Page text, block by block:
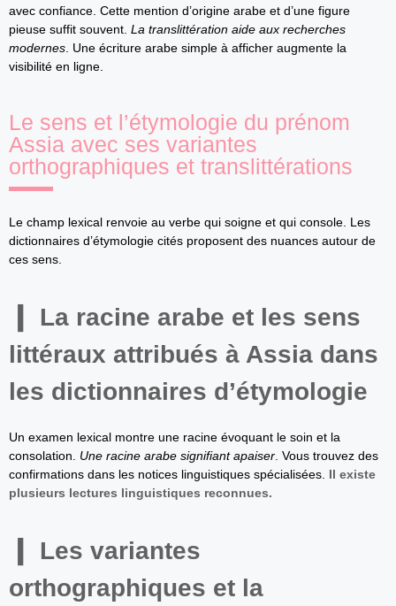
avec confiance. Cette mention d’origine arabe et d’une figure
pieuse suffit souvent. La translittération aide aux recherches
modernes . Une écriture arabe simple à afficher augmente la
visibilité en ligne.
Le sens et l’étymologie du prénom
Assia avec ses variantes
orthographiques et translittérations
Le champ lexical renvoie au verbe qui soigne et qui console. Les
dictionnaires d’étymologie cités proposent des nuances autour de
ces sens.
La racine arabe et les sens
littéraux attribués à Assia dans
les dictionnaires d’étymologie
Un examen lexical montre une racine évoquant le soin et la
consolation. Une racine arabe signifiant apaiser . Vous trouvez des
confirmations dans les notices linguistiques spécialisées. Il existe
plusieurs lectures linguistiques reconnues.
Les variantes
orthographiques et la